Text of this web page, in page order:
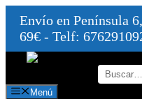
Envío en Península
69€ - Telf:
Saltar
contenido
Menú